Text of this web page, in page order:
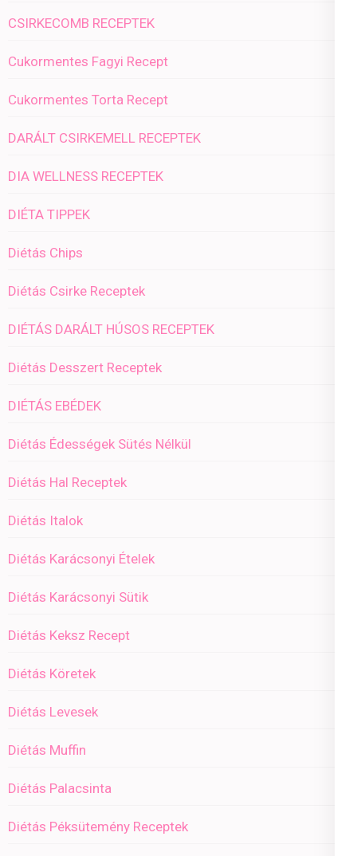
CSIRKECOMB RECEPTEK
Cukormentes Fagyi Recept
Cukormentes Torta Recept
DARÁLT CSIRKEMELL RECEPTEK
DIA WELLNESS RECEPTEK
DIÉTA TIPPEK
Diétás Chips
Diétás Csirke Receptek
DIÉTÁS DARÁLT HÚSOS RECEPTEK
Diétás Desszert Receptek
DIÉTÁS EBÉDEK
Diétás Édességek Sütés Nélkül
Diétás Hal Receptek
Diétás Italok
Diétás Karácsonyi Ételek
Diétás Karácsonyi Sütik
Diétás Keksz Recept
Diétás Köretek
Diétás Levesek
Diétás Muffin
Diétás Palacsinta
Diétás Péksütemény Receptek